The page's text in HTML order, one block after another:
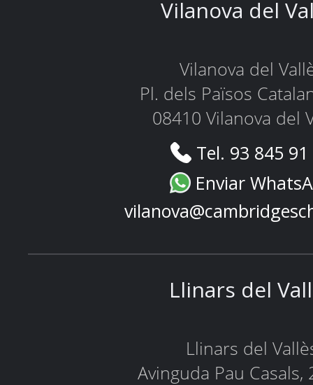
Vilanova del
Vilanova del
Pl. dels Països
08410 Vilanova del
Tel. 93 845
Enviar
Llinars del
Llinars del
Avinguda Pau Casals,